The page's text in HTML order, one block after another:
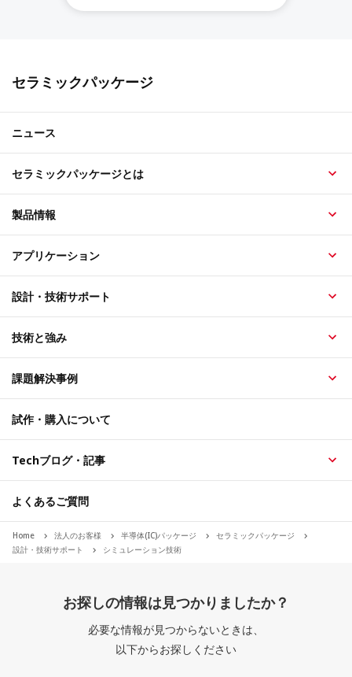
セラミックパッケージ
ニュース
セラミックパッケージとは
製品情報
アプリケーション
設計・技術サポート
技術と強み
課題解決事例
試作・購入について
Techブログ・記事
よくあるご質問
Home 法人のお客様 半導体(IC)パッケージ
セラミックパッケージ
設計・技術サポート
シミュレーション技術
お探しの情報は見つかりましたか？
必要な情報が見つからないときは、
以下からお探しください